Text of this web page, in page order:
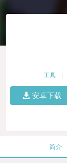
工具
安卓下载
简介